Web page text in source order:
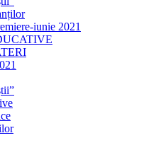
iunie 2021